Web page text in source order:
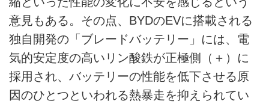
意見もある。その点、BYDのEVに搭載される
独自開発の「ブレードバッテリー」には、電
気的安定度の高いリン酸鉄が正極側（＋）に
採用され、バッテリーの性能を低下させる原
因のひとつといわれる熱暴走を抑えられてい